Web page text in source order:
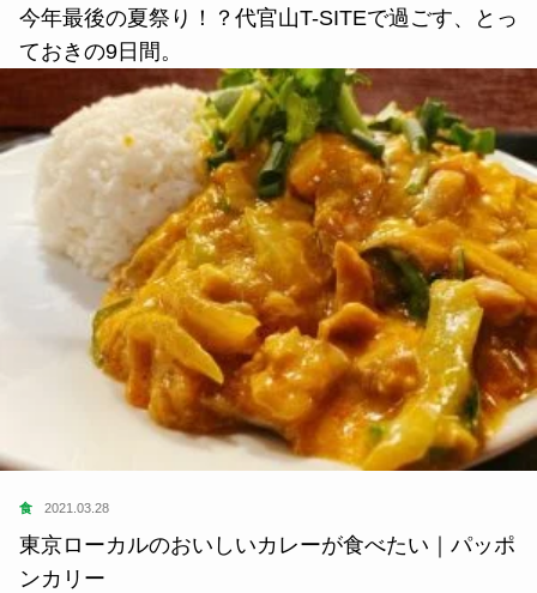
今年最後の夏祭り！？代官山T-SITEで過ごす、とっ
ておきの9日間。
食 2021.03.28
東京ローカルのおいしいカレーが食べたい｜パッポ
ンカリー